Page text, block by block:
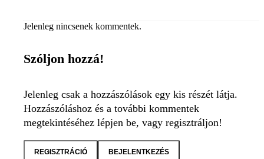
Jelenleg nincsenek kommentek.
Szóljon hozzá!
Jelenleg csak a hozzászólások egy kis részét látja.
Hozzászóláshoz és a további kommentek
megtekintéséhez lépjen be, vagy regisztráljon!
REGISZTRÁCIÓ BEJELENTKEZÉS